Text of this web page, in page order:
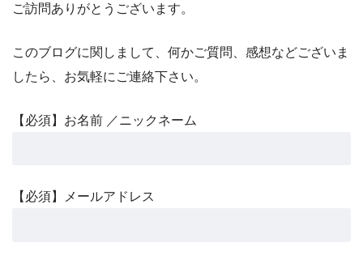
ご訪問ありがとうございます。
このブログに関しまして、何かご質問、感想などございま
したら、お気軽にご連絡下さい。
【必須】お名前 ／ニックネーム
【必須】メールアドレス